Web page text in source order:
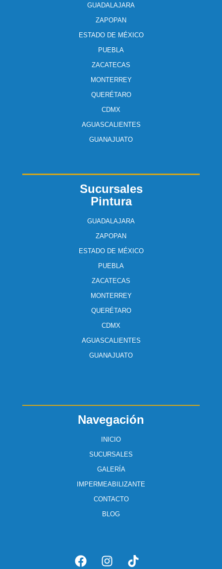
Navegación
INICIO
SUCURSALES
GALERÍA
IMPERMEABILIZANTE
CONTACTO
BLOG
Sucursales
Pintura
GUADALAJARA
ZAPOPAN
ESTADO DE MÉXICO
PUEBLA
ZACATECAS
MONTERREY
QUERÉTARO
CDMX
AGUASCALIENTES
GUANAJUATO
GUADALAJARA
ZAPOPAN
ESTADO DE MÉXICO
PUEBLA
ZACATECAS
MONTERREY
QUERÉTARO
CDMX
AGUASCALIENTES
GUANAJUATO